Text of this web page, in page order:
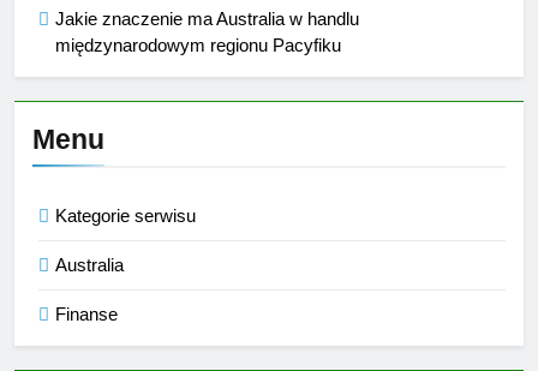
Jakie znaczenie ma Australia w handlu
międzynarodowym regionu Pacyfiku
Menu
Kategorie serwisu
Australia
Finanse